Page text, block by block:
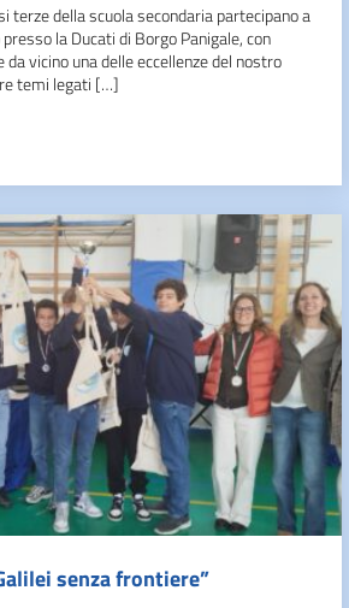
terze della scuola secondaria partecipano a
la Ducati di Borgo Panigale, con
da vicino una delle eccellenze del nostro
temi legati […]
senza frontiere”